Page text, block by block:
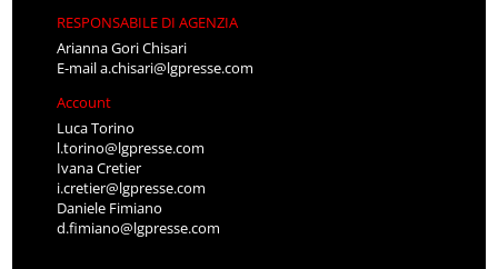
RESPONSABILE DI AGENZIA
Arianna Gori Chisari
E-maila.chisari@lgpresse.com
Account
Luca Torino
l.torino@lgpresse.com
Ivana Cretier
i.cretier@lgpresse.com
Daniele Fimiano
d.fimiano@lgpresse.com